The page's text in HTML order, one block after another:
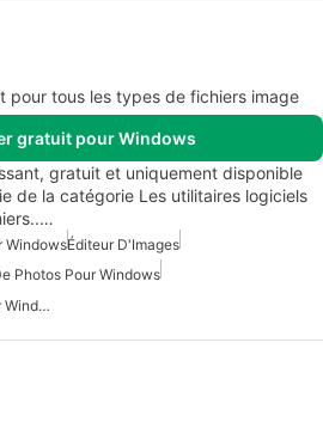
pour tous les types de fichiers image
gratuit pour Windows
gratuit et uniquement disponible
de la catégorie Les utilitaires logiciels
WindowsÉditeur D'Images
Photos Pour Windows
Traitement D'Image Gratuit Pour Windows